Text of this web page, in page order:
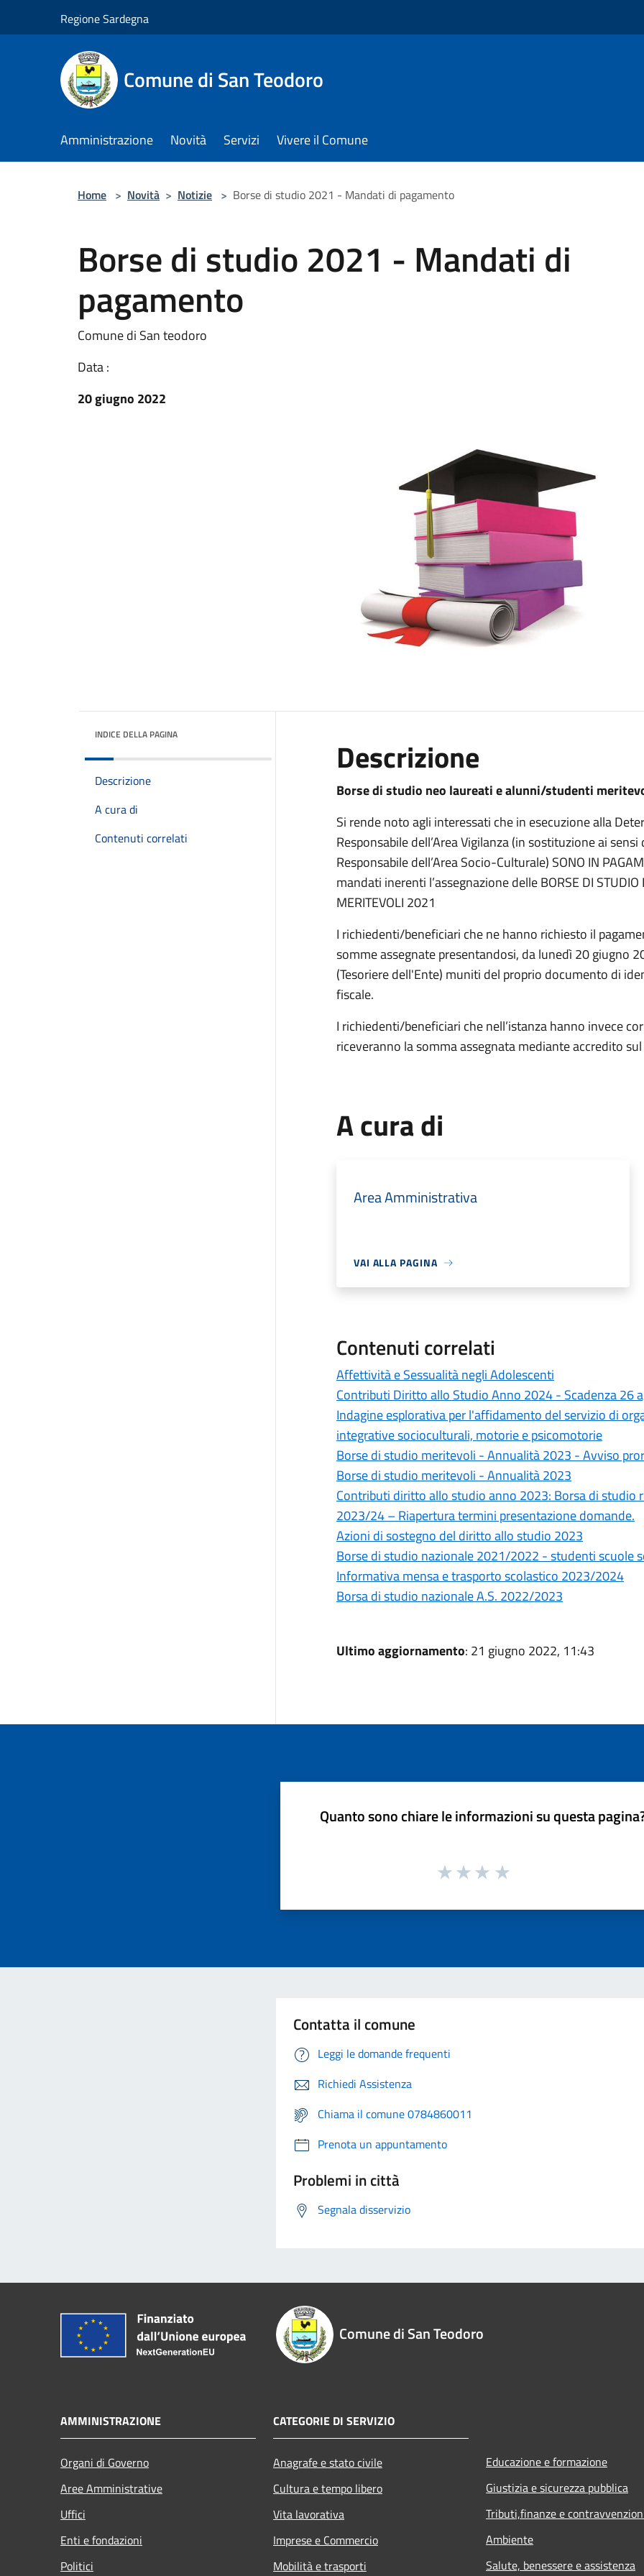
Regione Sardegna
Comune di San Teodoro
Amministrazione Novità Servizi Vivere il Comune
Home > Novità > Notizie > Borse di studio 2021 - Mandati di pagamento
Borse di studio 2021 - Mandati di
pagamento
Comune di San teodoro
Data :
20 giugno 2022
INDICE DELLA PAGINA
Descrizione
A cura di
Contenuti correlati
Descrizione
Borse di studio neo laureati e alunni/studenti
Si rende noto agli interessati che in esecuzione alla
Responsabile dell’Area Vigilanza (in sostituzione ai
Responsabile dell’Area Socio-Culturale) SONO IN
mandati inerenti l’assegnazione delle BORSE DI
MERITEVOLI 2021
I richiedenti/beneficiari che ne hanno richiesto il
somme assegnate presentandosi, da lunedì 20 giugno
(Tesoriere dell'Ente) muniti del proprio documento di
fiscale.
I richiedenti/beneficiari che nell’istanza hanno invece
riceveranno la somma assegnata mediante accredito
A cura di
Area Amministrativa
VAI ALLA PAGINA
Contenuti correlati
Affettività e Sessualità negli Adolescenti
Contributi Diritto allo Studio Anno 2024 - Scadenza 26
Indagine esplorativa per l'affidamento del servizio di
integrative socioculturali, motorie e psicomotorie
Borse di studio meritevoli - Annualità 2023 - Avviso
Borse di studio meritevoli - Annualità 2023
Contributi diritto allo studio anno 2023: Borsa di studio
2023/24 – Riapertura termini presentazione domande.
Azioni di sostegno del diritto allo studio 2023
Borse di studio nazionale 2021/2022 - studenti scuole
Informativa mensa e trasporto scolastico 2023/2024
Borsa di studio nazionale A.S. 2022/2023
Ultimo aggiornamento: 21 giugno 2022, 11:43
Quanto sono chiare le informazioni su questa
Contatta il comune
Leggi le domande frequenti
Richiedi Assistenza
Chiama il comune 0784860011
Prenota un appuntamento
Problemi in città
Segnala disservizio
Comune di San Teodoro
AMMINISTRAZIONE
Organi di Governo
Aree Amministrative
Uffici
Enti e fondazioni
Politici
CATEGORIE DI SERVIZIO
Anagrafe e stato civile
Cultura e tempo libero
Vita lavorativa
Imprese e Commercio
Mobilità e trasporti
Educazione e formazione
Giustizia e sicurezza pubblica
Tributi,finanze e
Ambiente
Salute, benessere e assistenza